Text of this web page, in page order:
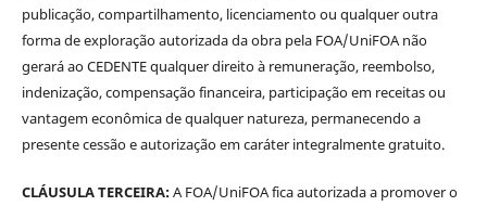
publicação, compartilhamento, licenciamento ou qualquer outra
forma de exploração autorizada da obra pela FOA/UniFOA não
gerará ao CEDENTE qualquer direito à remuneração, reembolso,
indenização, compensação financeira, participação em receitas ou
vantagem econômica de qualquer natureza, permanecendo a
presente cessão e autorização em caráter integralmente gratuito.
CLÁUSULA TERCEIRA:A FOA/UniFOA fica autorizada a promover o